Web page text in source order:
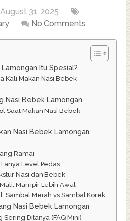
August 31, 2025
No Comments
Itu Spesial?
Kali Makan Nasi Bebek
Nasi Bebek Lamongan
Saat Makan Nasi Bebek
Nasi Bebek Lamongan
Ramai
Level Pedas
Nasi dan Bebek
Mampir Lebih Awal
Sambal Merah vs Sambal Korek
Nasi Bebek Lamongan
Sering Ditanya (FAQ Mini)